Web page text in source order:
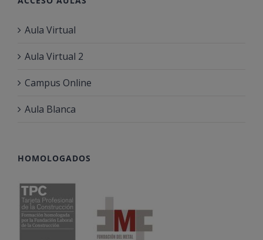
Aula Virtual
Aula Virtual 2
Campus Online
Aula Blanca
HOMOLOGADOS